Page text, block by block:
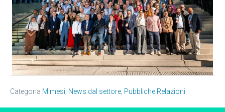
Categoria Mimesi News dal settore Pubbliche Relazioni